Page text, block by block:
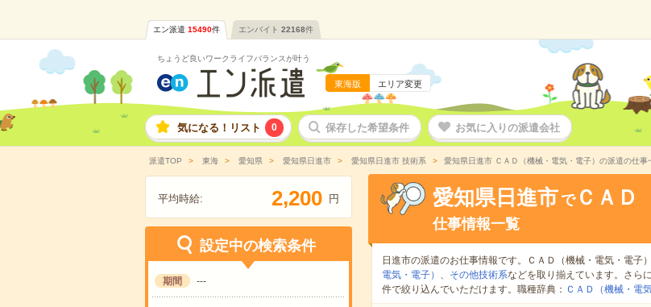
エン派遣 15490件 エンバイト 22168件
ちょうど良いワークライフバランスが叶う
東海版 エリア変更
気になる！リスト 0 保存した希望条件 お気に入りの派遣会社
派遣TOP 東海 愛知県 愛知県日進市 愛知県日進市 技術系 愛知県日進市 ＣＡＤ（機械・電気・電子）の派遣の仕事
平均時給: 2,200 円
設定中の検索条件
期間 ---
愛知県日進市 でＣＡＤ
仕事情報一覧
日進市の派遣のお仕事情報です。ＣＡＤ（機械・電気・電子
電気・電子） 、 その他技術系などを取り揃えています。さらに
件で絞り込んでいただけます。職種辞典： ＣＡＤ（機械・電